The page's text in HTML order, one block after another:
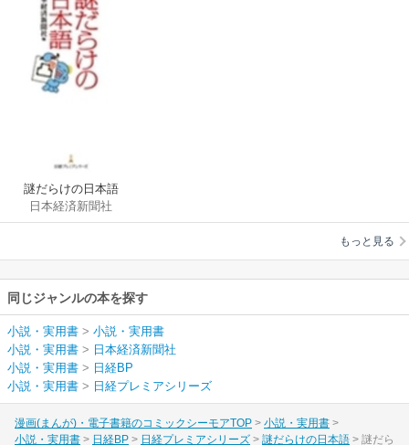
謎だらけの日本語
日本経済新聞社
もっと見る
同じジャンルの本を探す
小説・実用書 > 小説・実用書
小説・実用書 > 日本経済新聞社
小説・実用書 > 日経BP
小説・実用書 > 日経プレミアシリーズ
漫画(まんが)・電子書籍のコミックシーモアTOP
小説・実用書
小説・実用書
日経BP 日経プレミアシリーズ 謎だらけの日本語
謎だら